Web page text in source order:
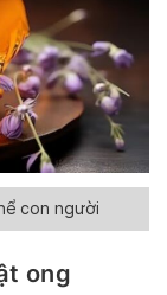
con người
ong